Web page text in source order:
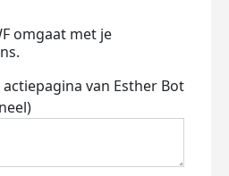
omgaat met je
van Esther Bot